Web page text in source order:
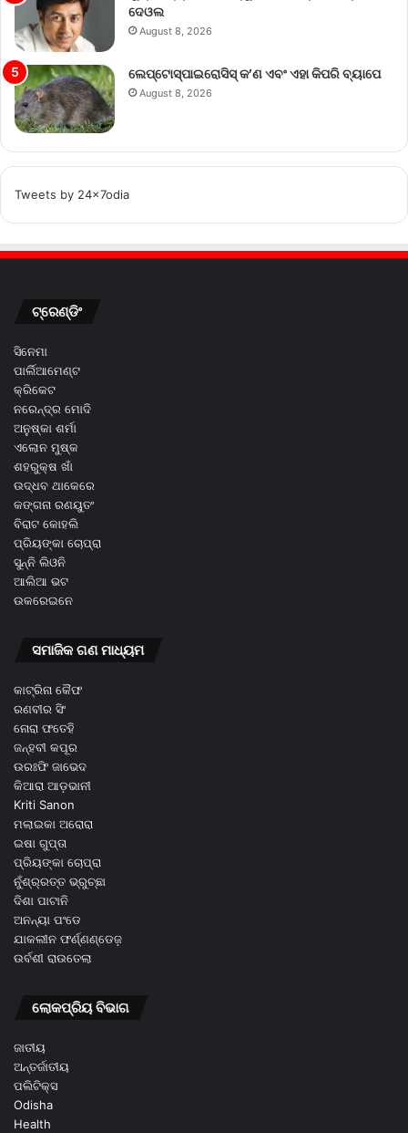
ଦେଓଲ
August 8, 2026
ଲେପ୍ଟୋସ୍ପାଇରୋସିସ୍ କ’ଣ ଏବଂ ଏହା କିପରି ବ୍ୟାପେ
August 8, 2026
Tweets by 24x7odia
ଟ୍ରେଣ୍ଡିଂ
ସିନେମା
ପାର୍ଲିଆମେଣ୍ଟ
କ୍ରିକେଟ
ନରେନ୍ଦ୍ର ମୋଦି
ଅନୁଷ୍କା ଶର୍ମା
ଏଲୋନ ମୁଷ୍କ
ଶହରୁକ୍ଷ ଖାଁ
ଉଦ୍ଧବ ଥାକେରେ
କଙ୍ଗନା ରଣୟୁତଂ
ବିରାଟ କୋହଲି
ପ୍ରିୟଙ୍କା ଚୋପ୍ରା
ସୁନ୍ନି ଲିଓନି
ଆଲିଆ ଭଟ
ଉକରେଇନେ
ସମାଜିକ ଗଣ ମାଧ୍ୟମ
କାଟ୍ରିନା କୈଫ
ରଣବୀର ସିଂ
ନୋରା ଫତେହି
ଜନ୍ହବୀ କପୂର
ଉରଃଫି ଜାଭେଦ
କିଆରା ଆଡ଼ଭାନୀ
Kriti Sanon
ମଲାଇକା ଅରୋରା
ଇଷା ଗୁପ୍ତା
ପ୍ରିୟଙ୍କା ଚୋପ୍ରା
ନୁଁଶ୍ର୍ରତ୍ତ ଭ୍ରୁଚ୍ଛା
ଦିଶା ପାଟାନି
ଅନନ୍ୟା ପଂଡେ
ଯାକଲୀନ ଫର୍ଣ୍ଣଣ୍ଡେଜ଼
ଉର୍ବଶୀ ରାଉତେଲା
ଲୋକପ୍ରିୟ ବିଭାଗ
ଜାତୀୟ
ଅନ୍ତର୍ଜାତୀୟ
ପଲିଟିକ୍ସ
Odisha
Health